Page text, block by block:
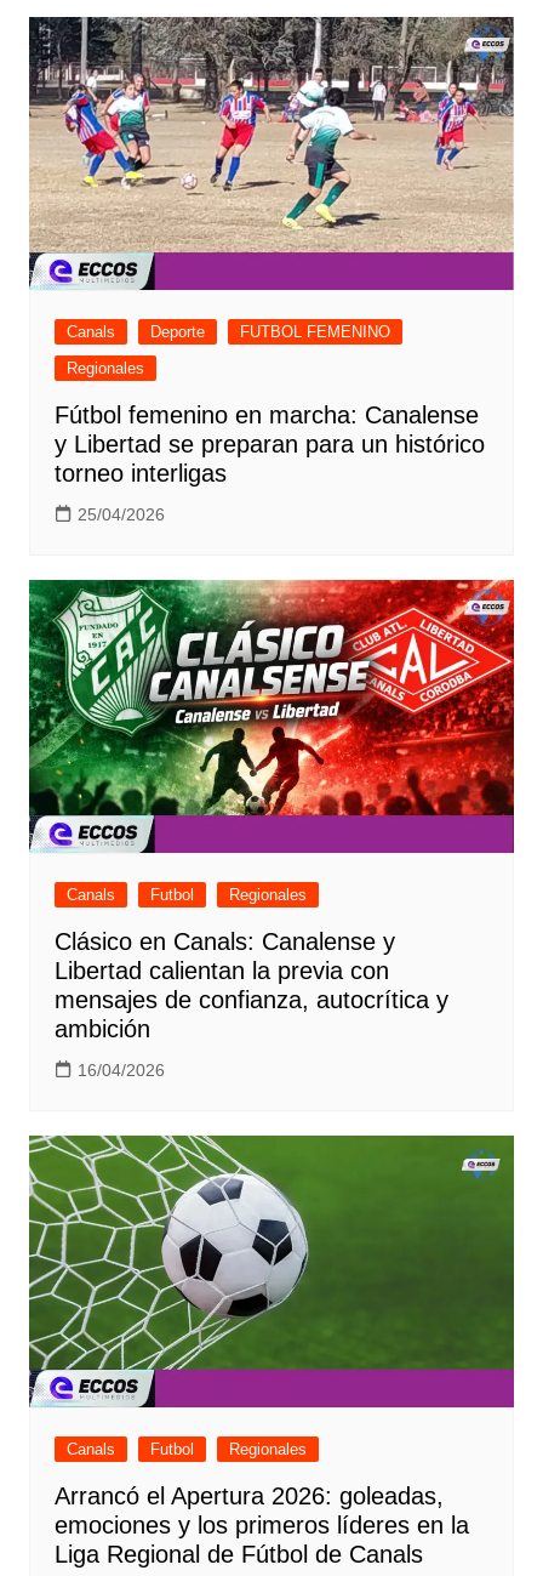
Canals Deporte
FUTBOL FEMENINO
Regionales
Fútbol femenino en marcha: Canalense
y Libertad se preparan para un histórico
torneo interligas
25/04/2026
Canals Futbol Regionales
Clásico en Canals: Canalense y
Libertad calientan la previa con
mensajes de confianza, autocrítica y
ambición
16/04/2026
Canals Futbol Regionales
Arrancó el Apertura 2026: goleadas,
emociones y los primeros líderes en la
Liga Regional de Fútbol de Canals